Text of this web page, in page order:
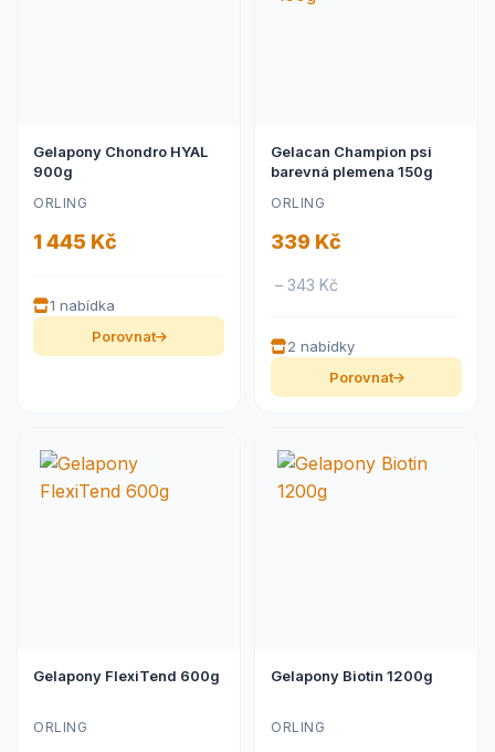
Gelapony Chondro HYAL
900g
ORLING
1 445 Kč
1 nabídka
Porovnat
Gelacan Champion psi
barevná plemena 150g
ORLING
339 Kč
– 343 Kč
2 nabídky
Porovnat
Gelapony FlexiTend 600g
ORLING
Gelapony Biotin 1200g
ORLING